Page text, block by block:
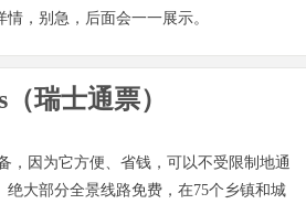
，别急，后面会一一展示。
瑞士通票）
，因为它方便、省钱，可以不受限制地通
绝大部分全景线路免费，在75个乡镇和城